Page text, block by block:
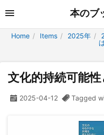
本のブ
Home Items 2025年
文化的持続可能
2025-04-12 Tagged